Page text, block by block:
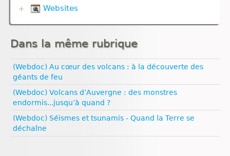
Reproduction végétale
Websites
Esprit critique
Géologie
Médias
Santé
Sexualité
Vulgarisation scientifique
Égalité filles‑garçons
Dans la même rubrique
(Webdoc) Au cœur des volcans : à la découverte des
géants de feu
(Webdoc) Volcans d’Auvergne : des monstres
endormis...jusqu’à quand ?
(Webdoc) Séismes et tsunamis - Quand la Terre se
déchaîne